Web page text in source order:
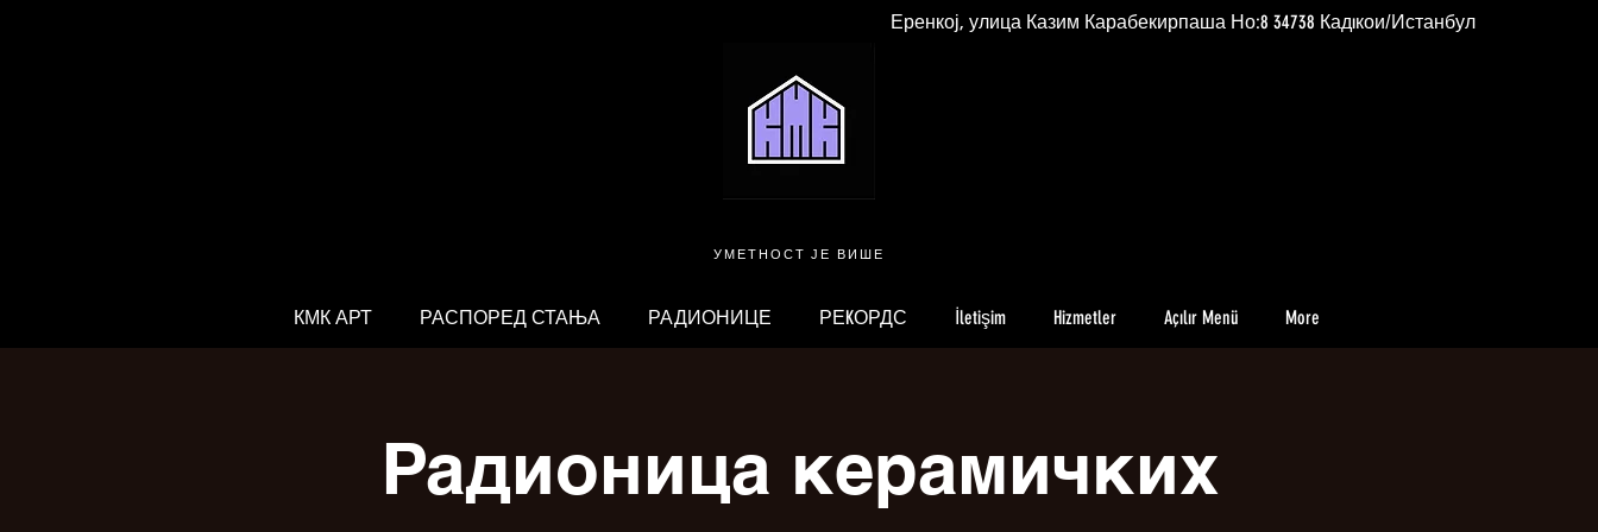
Еренкој, улица Казим Карабекирпаша Но:8 34738 Кадıкои/Истанбул
УМЕТНОСТ ЈЕ ВИШЕ
КМК АРТ РАСПОРЕД СТАЊА РАДИОНИЦЕ РЕKОРДС İletişim Hizmetler Açılır Menü More
Радионица керамичких